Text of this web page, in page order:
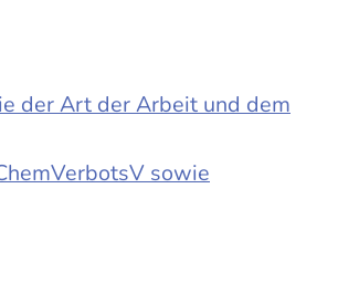
der Art der Arbeit und dem
sowie